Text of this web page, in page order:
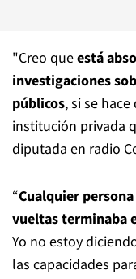
"Creo queestá
investigaciones
públicos, si se
institución privada
diputada en radio
“Cualquier
vueltas terminaba
Yo no estoy
las capacidades